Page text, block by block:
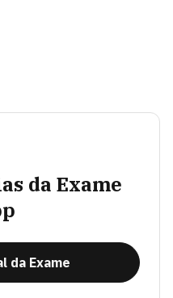
da Exame
da Exame